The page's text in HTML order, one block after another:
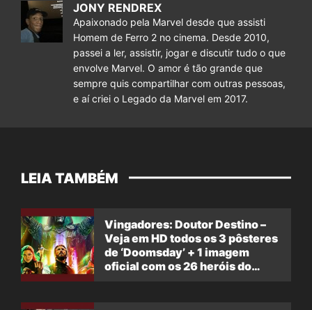
JONY RENDREX
Apaixonado pela Marvel desde que assisti
Homem de Ferro 2 no cinema. Desde 2010,
passei a ler, assistir, jogar e discutir tudo o que
envolve Marvel. O amor é tão grande que
sempre quis compartilhar com outras pessoas,
e aí criei o Legado da Marvel em 2017.
LEIA TAMBÉM
Vingadores: Doutor Destino –
Veja em HD todos os 3 pôsteres
de ‘Doomsday’ + 1 imagem
oficial com os 26 heróis do